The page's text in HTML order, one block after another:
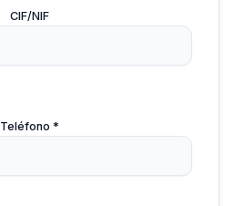
CIF/NIF
Teléfono *